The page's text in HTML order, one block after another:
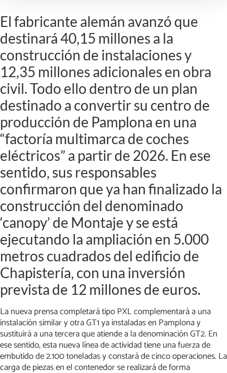
El fabricante alemán avanzó que
destinará 40,15 millones a la
construcción de instalaciones y
12,35 millones adicionales en obra
civil. Todo ello dentro de un plan
destinado a convertir su centro de
producción de Pamplona en una
“factoría multimarca de coches
eléctricos” a partir de 2026. En ese
sentido, sus responsables
confirmaron que ya han finalizado la
construcción del denominado
‘canopy’ de Montaje y se está
ejecutando la ampliación en 5.000
metros cuadrados del edificio de
Chapistería, con una inversión
prevista de 12 millones de euros.
La nueva prensa completará tipo PXL complementará a una
instalación similar y otra GT1 ya instaladas en Pamplona y
sustituirá a una tercera que atiende a la denominación GT2. En
ese sentido, esta nueva línea de actividad tiene una fuerza de
embutido de 2.100 toneladas y constará de cinco operaciones. La
carga de piezas en el contenedor se realizará de forma